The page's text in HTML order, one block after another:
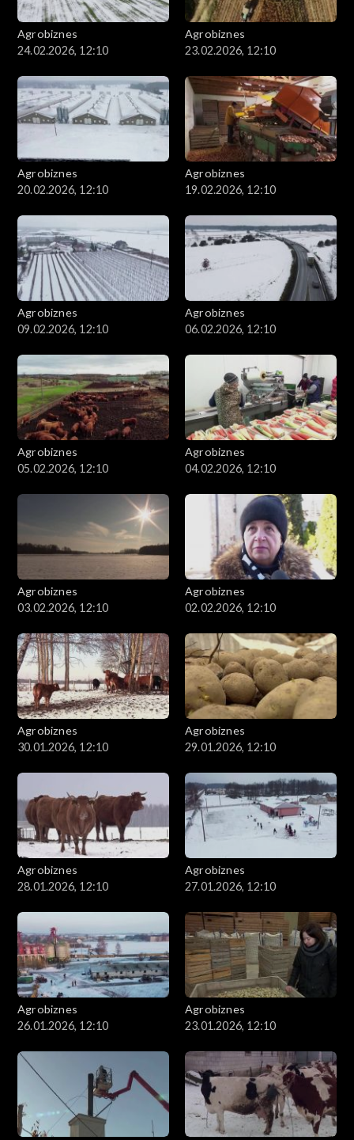
Agrobiznes
24.02.2026, 12:10
Agrobiznes
23.02.2026, 12:10
Agrobiznes
20.02.2026, 12:10
Agrobiznes
19.02.2026, 12:10
Agrobiznes
09.02.2026, 12:10
Agrobiznes
06.02.2026, 12:10
Agrobiznes
05.02.2026, 12:10
Agrobiznes
04.02.2026, 12:10
Agrobiznes
03.02.2026, 12:10
Agrobiznes
02.02.2026, 12:10
Agrobiznes
30.01.2026, 12:10
Agrobiznes
29.01.2026, 12:10
Agrobiznes
28.01.2026, 12:10
Agrobiznes
27.01.2026, 12:10
Agrobiznes
26.01.2026, 12:10
Agrobiznes
23.01.2026, 12:10